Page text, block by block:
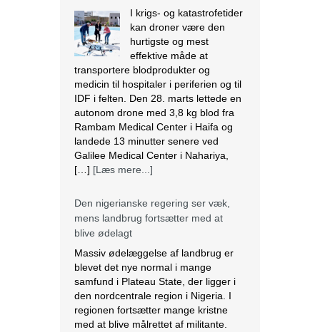
I krigs- og katastrofetider
kan droner være den
hurtigste og mest
effektive måde at
transportere blodprodukter og
medicin til hospitaler i periferien og til
IDF i felten. Den 28. marts lettede en
autonom drone med 3,8 kg blod fra
Rambam Medical Center i Haifa og
landede 13 minutter senere ved
Galilee Medical Center i Nahariya,
[…] [Læs mere...]
Den nigerianske regering ser væk,
mens landbrug fortsætter med at
blive ødelagt
Massiv ødelæggelse af landbrug er
blevet det nye normal i mange
samfund i Plateau State, der ligger i
den nordcentrale region i Nigeria. I
regionen fortsætter mange kristne
med at blive målrettet af militante.